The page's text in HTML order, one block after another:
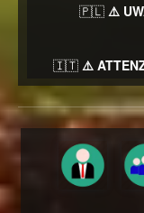
🇵🇱 ⚠️
🇮🇹 ⚠️